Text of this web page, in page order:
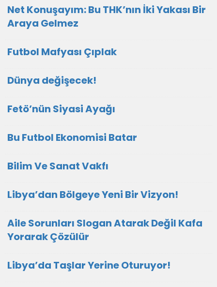
Net Konuşayım: Bu THK’nın İki Yakası Bir
Araya Gelmez
Futbol Mafyası Çıplak
Dünya değişecek!
Fetö’nün Siyasi Ayağı
Bu Futbol Ekonomisi Batar
Bilim Ve Sanat Vakfı
Libya’dan Bölgeye Yeni Bir Vizyon!
Aile Sorunları Slogan Atarak Değil Kafa
Yorarak Çözülür
Libya’da Taşlar Yerine Oturuyor!